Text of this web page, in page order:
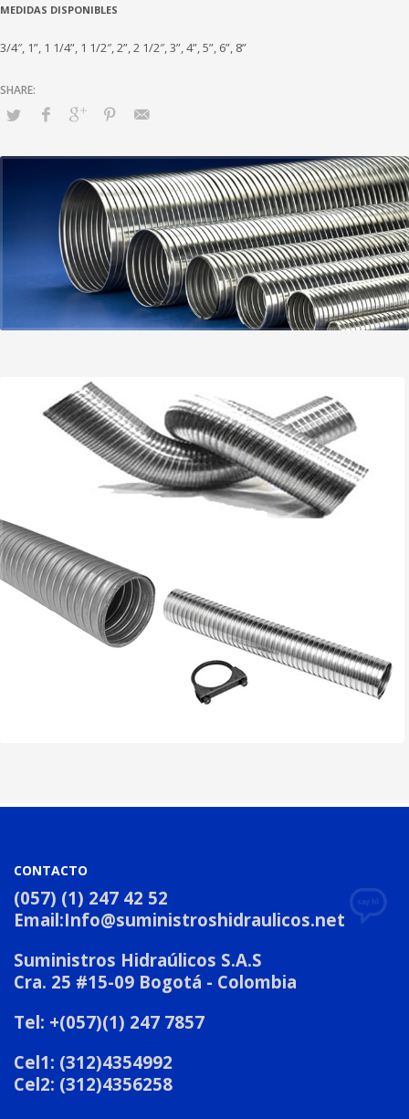
MEDIDAS DISPONIBLES
3/4″, 1”, 1 1/4”, 1 1/2″, 2”, 2 1/2″, 3”, 4”, 5”, 6”, 8”
CONTACTO
(057) (1) 247 42 52
Email:Info@suministroshidraulicos.net
Suministros Hidraúlicos S.A.S
Cra. 25 #15-09 Bogotá - Colombia
Tel: +(057)(1) 247 7857
Cel1: (312)4354992
Cel2: (312)4356258